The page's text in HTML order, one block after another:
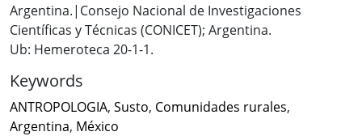
Argentina.|Consejo Nacional de Investigaciones
Científicas y Técnicas (CONICET); Argentina.
Ub: Hemeroteca 20-1-1.
Keywords
ANTROPOLOGIA, Susto, Comunidades rurales,
Argentina, México